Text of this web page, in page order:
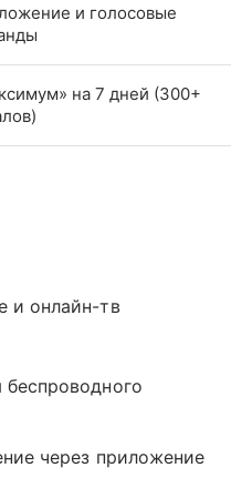
и голосовые
на 7 дней (300+
и онлайн-тв
через приложение